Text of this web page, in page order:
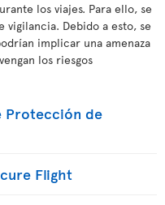
los viajes. Para ello, se
vigilancia. Debido a esto, se
implicar una amenaza
los riesgos
Protección de
Flight